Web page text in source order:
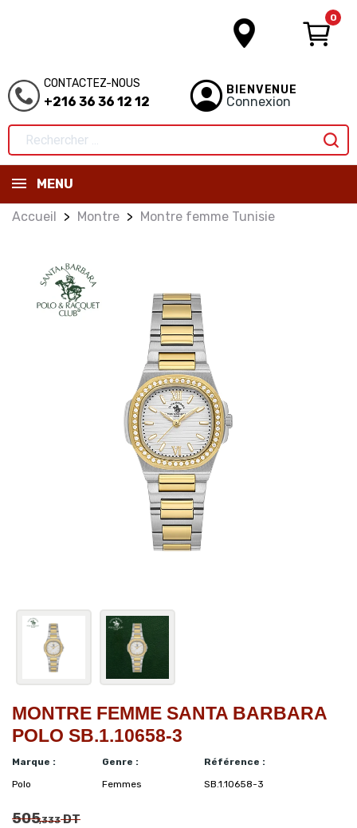
0
CONTACTEZ-NOUS
+216 36 36 12 12
BIENVENUE
Connexion
MENU
Accueil Montre Montre femme Tunisie
MONTRE FEMME SANTA BARBARA
POLO SB.1.10658-3
Marque :
Polo
Genre :
Femmes
Référence :
SB.1.10658-3
505,333DT